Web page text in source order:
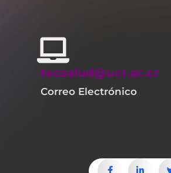
tecsalud@ucr.ac.cr
Correo Electrónico